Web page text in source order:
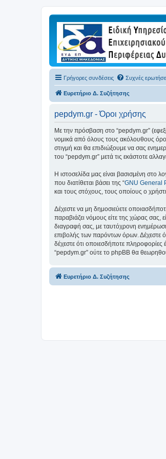
Γρήγορες συνδέσεις Συχνές
Ευρετήριο Δ. Συζήτησης
pepdym.gr - Όροι χρήσης
Με την πρόσβαση στο “pepdym.gr”
νομικά από όλους τους ακόλουθους
στιγμή και θα επιδιώξουμε να σας
του “pepdym.gr” μετά τις εκάστοτε
Η ιστοσελίδα μας είναι βασισμένη στο
που διατίθεται βάσει της “GNU General
και τους στόχους, τους οποίους ο
Δέχεστε να μη δημοσιεύετε
παραβιάζει νόμους είτε της χώρας σας,
διαγραφή σας, με ταυτόχρονη
επιβολής των παρόντων όρων. Δέχεστε
δέχεστε ότι οποιεσδήποτε
“pepdym.gr” ούτε το phpBB θα
Ευρετήριο Δ. Συζήτησης